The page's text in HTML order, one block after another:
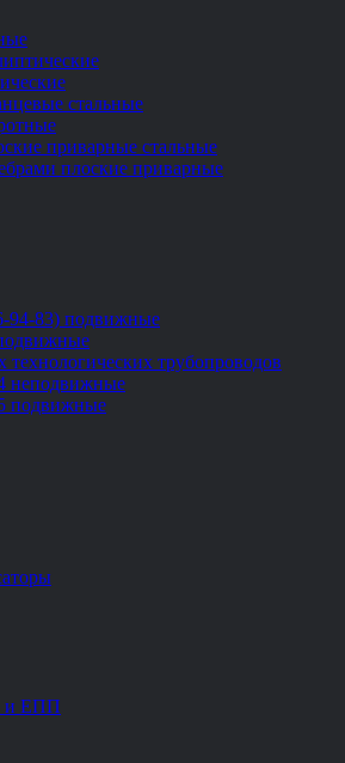
стальные
приварные стальные
плоские приварные
83) подвижные
трубопроводов
неподвижные
подвижные
и ЕПП